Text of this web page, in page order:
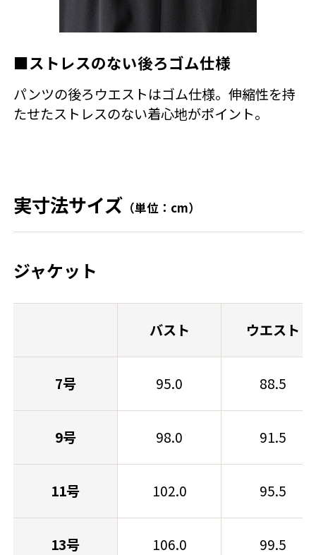
■ストレスのない後ろゴム仕様
パンツの後ろウエストはゴム仕様。伸縮性を持
たせたストレスのない着心地がポイント。
実寸法サイズ （単位：cm）
ジャケット
バスト ウエスト
7号 95.0 88.5
9号 98.0 91.5
11号 102.0 95.5
13号 106.0 99.5